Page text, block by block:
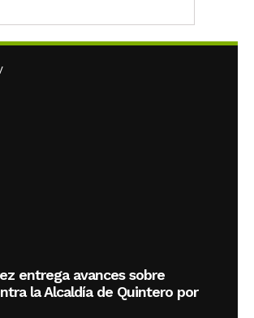
entrega avances sobre
la Alcaldía de Quintero por